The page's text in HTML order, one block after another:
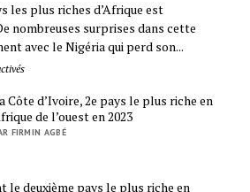
les plus riches d’Afrique est
nombreuses surprises dans cette
avec le Nigéria qui perd son...
Côte d’Ivoire, 2e pays le plus riche en
de l’ouest en 2023
FIRMIN AGBÉ
le deuxième pays le plus riche en